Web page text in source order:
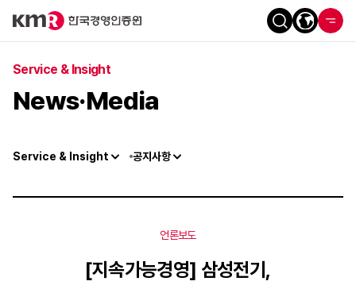
Service & Insight
News·Media
Service & Insight 공지사항
언론보도
[지속가능경영] 삼성전기,